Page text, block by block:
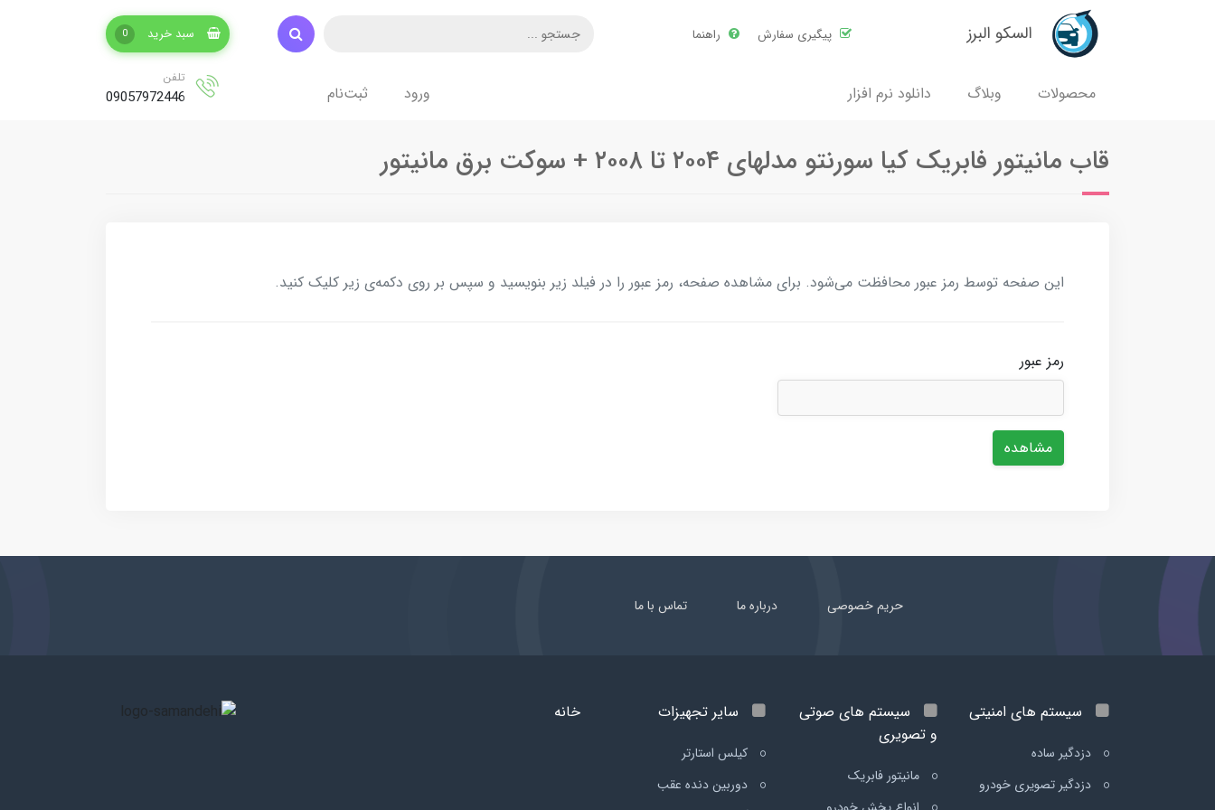
السکو البرز پیگیری سفارش راهنما سبد خرید 0
محصولات وبلاگ دانلود نرم افزار ورود ثبت‌نام
تلفن
09057972446
قاب مانیتور فابریک کیا سورنتو مدلهای ۲۰۰۴ تا ۲۰۰۸ + سوکت برق مانیتور
این صفحه توسط رمز عبور محافظت می‌شود. برای مشاهده صفحه، رمز عبور را در فیلد زیر بنویسید و سپس بر روی دکمه‌ی زیر کلیک کنید.
رمز عبور
مشاهده
حریم خصوصی درباره ما تماس با ما
سیستم های امنیتی
دزدگیر ساده
دزدگیر تصویری خودرو
سیستم های صوتی
و تصویری
مانیتور فابریک
سایر تجهیزات
کیلس استارتر
دوربین دنده عقب
خانه